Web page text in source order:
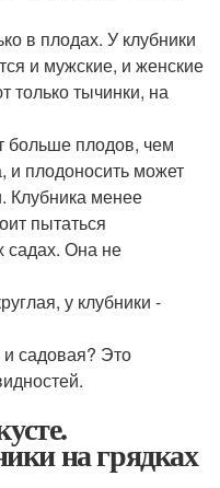
в плодах. У клубники
и мужские, и женские
только тычинки, на
больше плодов, чем
и плодоносить может
Клубника менее
пытаться
садах. Она не
у клубники -
и садовая? Это
на грядках